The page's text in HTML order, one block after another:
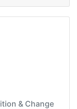
& Change